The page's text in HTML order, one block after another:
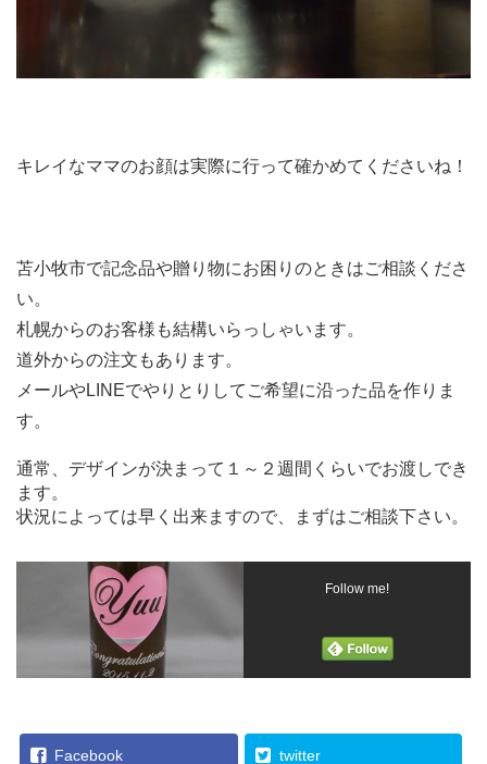
キレイなママのお顔は実際に行って確かめてくださいね！
苫小牧市で記念品や贈り物にお困りのときはご相談くださ
い。
札幌からのお客様も結構いらっしゃいます。
道外からの注文もあります。
メールやLINEでやりとりしてご希望に沿った品を作りま
す。
通常、デザインが決まって１～２週間くらいでお渡しでき
ます。
状況によっては早く出来ますので、まずはご相談下さい。
Follow me!
Facebook twitter